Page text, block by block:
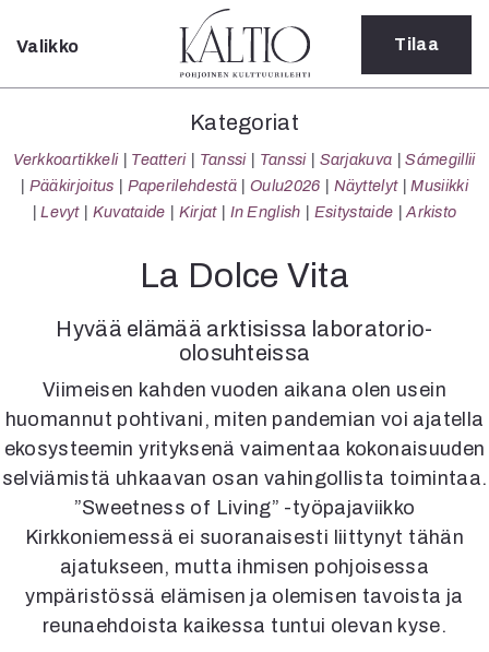
Sulje
Kategoriat
Verkkoartikkeli
Teatteri
Tanssi
Sarjakuva
Sámegillii
Pääkirjoitus
Paperilehdestä
Oulu2026
Näyttelyt
Musiikki
Levyt
Kuvataide
Kirjat
In English
Esitystaide
Arkisto
Lehdet
Valikko Tilaa
Kategoriat
Verkkoartikkeli Teatteri Tanssi Tanssi Sarjakuva
Sámegillii
Pääkirjoitus
Paperilehdestä Oulu2026 Näyttelyt
Musiikki
Levyt
Kuvataide Kirjat In English Esitystaide Arkisto
La Dolce Vita
Hyvää elämää arktisissa laboratorio-
olosuhteissa
Viimeisen kahden vuoden aikana olen usein
huomannut pohtivani, miten pandemian voi ajatella
ekosysteemin yrityksenä vaimentaa kokonaisuuden
selviämistä uhkaavan osan vahingollista toimintaa.
”Sweetness of Living” -työpajaviikko
Kirkkoniemessä ei suoranaisesti liittynyt tähän
ajatukseen, mutta ihmisen pohjoisessa
ympäristössä elämisen ja olemisen tavoista ja
reuna­ehdoista kaikessa tuntui olevan kyse.